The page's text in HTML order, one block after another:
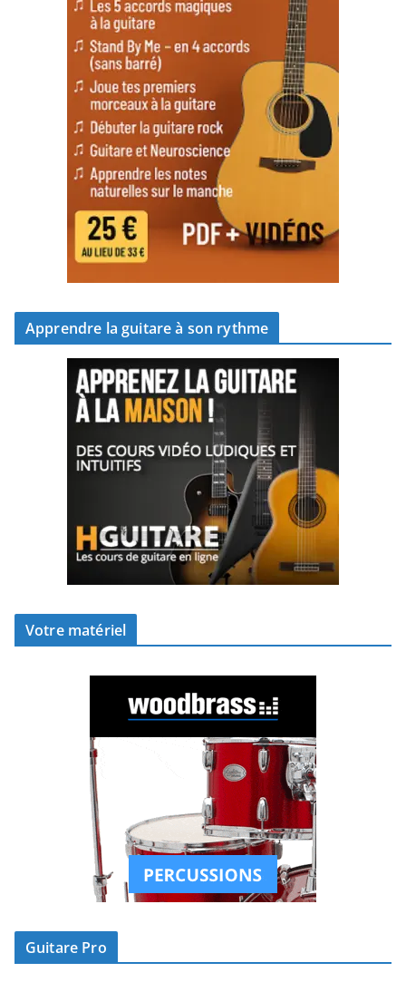
Apprendre la guitare à son rythme
Votre matériel
Guitare Pro